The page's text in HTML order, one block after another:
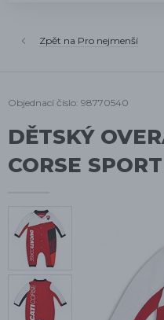
Pro nejmenší
Objednací číslo: 98770540
DĚTSKÝ
CORSE